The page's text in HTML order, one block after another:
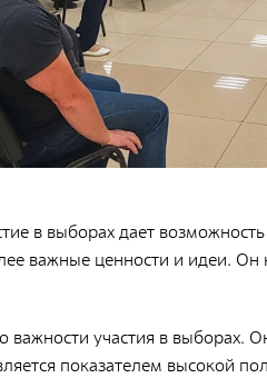
в выборах дает
важные ценности и идеи.
участия в выборах.
показателем высокой
округ
территориальный округ
территориальный округ
территориальный округ